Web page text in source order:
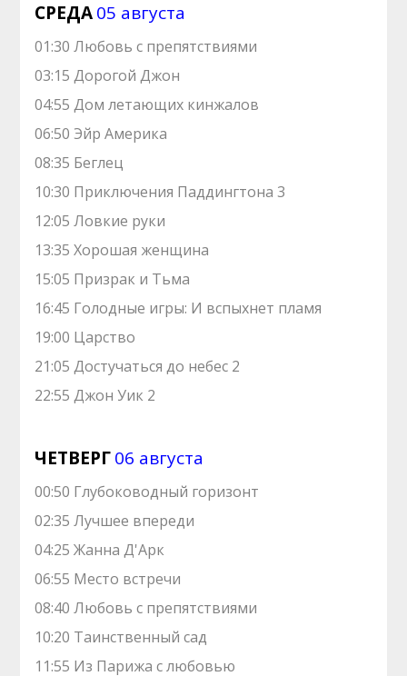
СРЕДА05 августа
01:30 Любовь с препятствиями
03:15 Дорогой Джон
04:55 Дом летающих кинжалов
06:50 Эйр Америка
08:35 Беглец
10:30 Приключения Паддингтона 3
12:05 Ловкие руки
13:35 Хорошая женщина
15:05 Призрак и Тьма
16:45 Голодные игры: И вспыхнет пламя
19:00 Царство
21:05 Достучаться до небес 2
22:55 Джон Уик 2
ЧЕТВЕРГ06 августа
00:50 Глубоководный горизонт
02:35 Лучшее впереди
04:25 Жанна Д'Арк
06:55 Место встречи
08:40 Любовь с препятствиями
10:20 Таинственный сад
11:55 Из Парижа с любовью